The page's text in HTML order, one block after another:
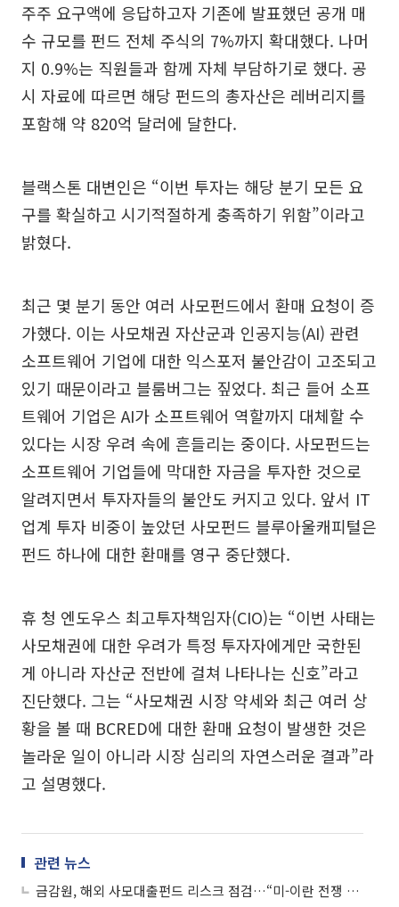
주주 요구액에 응답하고자 기존에 발표했던 공개 매
수 규모를 펀드 전체 주식의 7%까지 확대했다. 나머
지 0.9%는 직원들과 함께 자체 부담하기로 했다. 공
시 자료에 따르면 해당 펀드의 총자산은 레버리지를
포함해 약 820억 달러에 달한다.
블랙스톤 대변인은 “이번 투자는 해당 분기 모든 요
구를 확실하고 시기적절하게 충족하기 위함”이라고
밝혔다.
최근 몇 분기 동안 여러 사모펀드에서 환매 요청이 증
가했다. 이는 사모채권 자산군과 인공지능(AI) 관련
소프트웨어 기업에 대한 익스포저 불안감이 고조되고
있기 때문이라고 블룸버그는 짚었다. 최근 들어 소프
트웨어 기업은 AI가 소프트웨어 역할까지 대체할 수
있다는 시장 우려 속에 흔들리는 중이다. 사모펀드는
소프트웨어 기업들에 막대한 자금을 투자한 것으로
알려지면서 투자자들의 불안도 커지고 있다. 앞서 IT
업계 투자 비중이 높았던 사모펀드 블루아울캐피털은
펀드 하나에 대한 환매를 영구 중단했다.
휴 청 엔도우스 최고투자책임자(CIO)는 “이번 사태는
사모채권에 대한 우려가 특정 투자자에게만 국한된
게 아니라 자산군 전반에 걸쳐 나타나는 신호”라고
진단했다. 그는 “사모채권 시장 약세와 최근 여러 상
황을 볼 때 BCRED에 대한 환매 요청이 발생한 것은
놀라운 일이 아니라 시장 심리의 자연스러운 결과”라
고 설명했다.
관련 뉴스
금감원, 해외 사모대출펀드 리스크 점검…“미-이란 전쟁 속 불완전판매 유의”